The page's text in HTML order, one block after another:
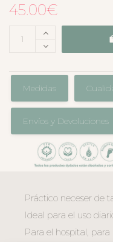
45.00€
Medidas
Envíos y Devoluciones
Práctico neceser de
Ideal para el uso
Para el hospital, para